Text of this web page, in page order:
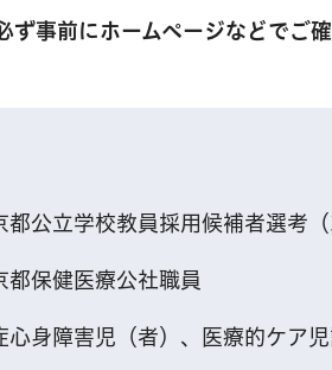
ず事前にホームページなどでご確
都公立学校教員採用候補者選考
都保健医療公社職員
心身障害児（者）、医療的ケア